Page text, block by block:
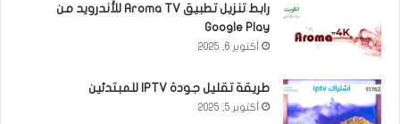
رابط تنزيل تطبيق Aroma TV للأندرويد من
Google Play
أكتوبر 6, 2025
طريقة تقليل جودة IPTV للمبتدئين
أكتوبر 5, 2025